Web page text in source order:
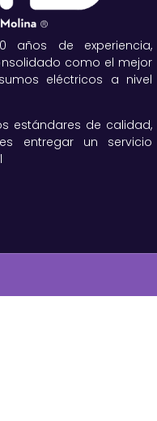
años de experiencia,
como el mejor
eléctricos a nivel
estándares de calidad,
entregar un servicio